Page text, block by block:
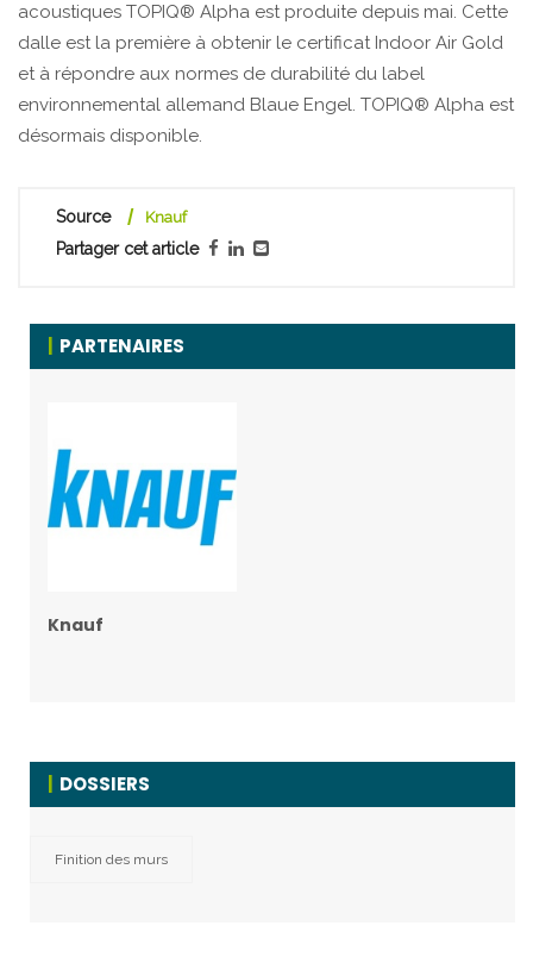
acoustiques TOPIQ® Alpha est produite depuis mai. Cette
dalle est la première à obtenir le certificat Indoor Air Gold
et à répondre aux normes de durabilité du label
environnemental allemand Blaue Engel. TOPIQ® Alpha est
désormais disponible.
Source Knauf
Partager cet article
PARTENAIRES
Knauf
DOSSIERS
Finition des murs